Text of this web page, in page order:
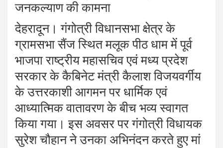
जनकल्याण की कामना
देहरादून। गंगोत्री विधानसभा क्षेत्र के
ग्रामसभा सैंज स्थित मलूक पीठ धाम में पूर्व
भाजपा राष्ट्रीय महासचिव एवं मध्य प्रदेश
सरकार के कैबिनेट मंत्री कैलाश विजयवर्गीय
के उत्तरकाशी आगमन पर धार्मिक एवं
आध्यात्मिक वातावरण के बीच भव्य स्वागत
किया गया। इस अवसर पर गंगोत्री विधायक
सुरेश चौहान ने उनका अभिनंदन करते हुए मां